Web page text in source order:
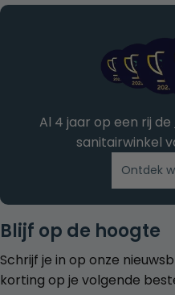
Blijf op de hoogte
Schrijf je in op onze
korting op je volgende
Al 4 jaar op een rij de
sanitairwinkel
Ontdek